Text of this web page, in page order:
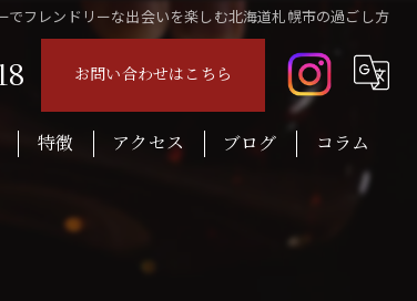
でフレンドリーな出会いを楽しむ北海道札幌市の過ごし方
お問い合わせはこちら
特徴
音楽
アクセス ブログ コラム